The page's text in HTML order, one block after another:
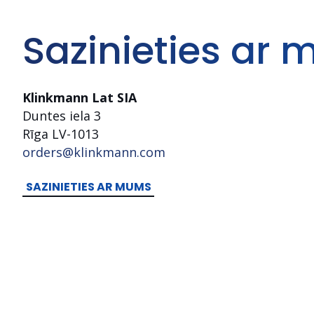
Sazinieties ar
Klinkmann Lat SIA
Duntes iela 3
Rīga LV-1013
orders@klinkmann.com
SAZINIETIES AR MUMS